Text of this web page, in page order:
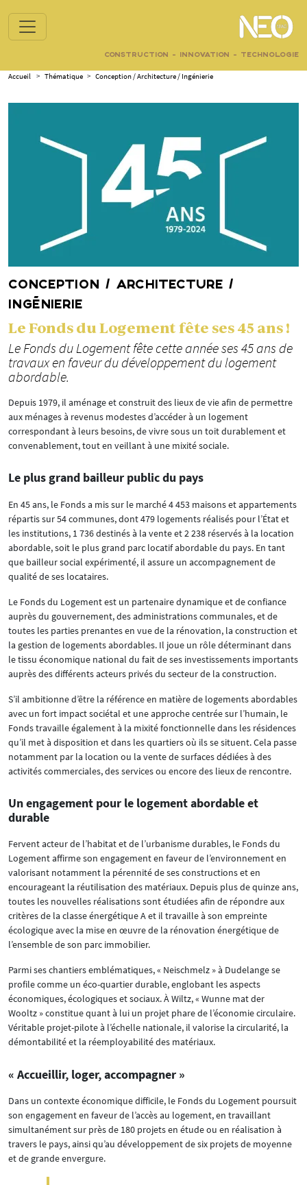
CONSTRUCTION - INNOVATION - TECHNOLOGIE
Accueil > Thématique > Conception / Architecture / Ingénierie
CONCEPTION / ARCHITECTURE /
INGÉNIERIE
Le Fonds du Logement fête ses 45 ans !
Le Fonds du Logement fête cette année ses 45 ans de
travaux en faveur du développement du logement
abordable.
Depuis 1979, il aménage et construit des lieux de vie afin de permettre
aux ménages à revenus modestes d’accéder à un logement
correspondant à leurs besoins, de vivre sous un toit durablement et
convenablement, tout en veillant à une mixité sociale.
Le plus grand bailleur public du pays
En 45 ans, le Fonds a mis sur le marché 4 453 maisons et appartements
répartis sur 54 communes, dont 479 logements réalisés pour l’État et
les institutions, 1 736 destinés à la vente et 2 238 réservés à la location
abordable, soit le plus grand parc locatif abordable du pays. En tant
que bailleur social expérimenté, il assure un accompagnement de
qualité de ses locataires.
Le Fonds du Logement est un partenaire dynamique et de confiance
auprès du gouvernement, des administrations communales, et de
toutes les parties prenantes en vue de la rénovation, la construction et
la gestion de logements abordables. Il joue un rôle déterminant dans
le tissu économique national du fait de ses investissements importants
auprès des différents acteurs privés du secteur de la construction.
S’il ambitionne d’être la référence en matière de logements abordables
avec un fort impact sociétal et une approche centrée sur l’humain, le
Fonds travaille également à la mixité fonctionnelle dans les résidences
qu’il met à disposition et dans les quartiers où ils se situent. Cela passe
notamment par la location ou la vente de surfaces dédiées à des
activités commerciales, des services ou encore des lieux de rencontre.
Un engagement pour le logement abordable et
durable
Fervent acteur de l’habitat et de l’urbanisme durables, le Fonds du
Logement affirme son engagement en faveur de l’environnement en
valorisant notamment la pérennité de ses constructions et en
encourageant la réutilisation des matériaux. Depuis plus de quinze ans,
toutes les nouvelles réalisations sont étudiées afin de répondre aux
critères de la classe énergétique A et il travaille à son empreinte
écologique avec la mise en œuvre de la rénovation énergétique de
l’ensemble de son parc immobilier.
Parmi ses chantiers emblématiques, « Neischmelz » à Dudelange se
profile comme un éco-quartier durable, englobant les aspects
économiques, écologiques et sociaux. À Wiltz, « Wunne mat der
Wooltz » constitue quant à lui un projet phare de l’économie circulaire.
Véritable projet-pilote à l’échelle nationale, il valorise la circularité, la
démontabilité et la réemployabilité des matériaux.
« Accueillir, loger, accompagner »
Dans un contexte économique difficile, le Fonds du Logement poursuit
son engagement en faveur de l’accès au logement, en travaillant
simultanément sur près de 180 projets en étude ou en réalisation à
travers le pays, ainsi qu’au développement de six projets de moyenne
et de grande envergure.